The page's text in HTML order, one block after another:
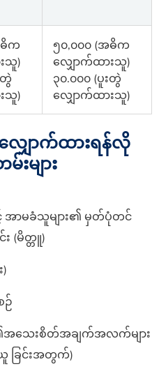
ဓိက
သူ)
တွဲ
သူ)
၅၀,၀၀၀ (အဓိက
လျှောက်ထားသူ)
၃၀.၀၀၀ (ပူးတွဲ
လျှောက်ထားသူ)
လျှောက်ထားရန်လို
များ
အာမခံသူများ၏ မှတ်ပုံတင်
(မိတ္တူ)
ဉ်
အသေးစိတ်အချက်အလက်များ
ခြင်းအတွက်)